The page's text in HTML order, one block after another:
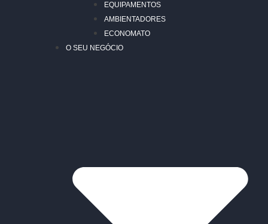
EQUIPAMENTOS
AMBIENTADORES
ECONOMATO
O SEU NEGÓCIO